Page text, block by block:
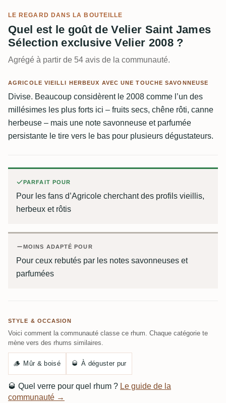
LE REGARD DANS LA BOUTEILLE
Quel est le goût de Velier Saint James
Sélection exclusive Velier 2008 ?
Agrégé à partir de 54 avis de la communauté.
AGRICOLE VIEILLI HERBEUX AVEC UNE TOUCHE SAVONNEUSE
Divise. Beaucoup considèrent le 2008 comme l’un des
millésimes les plus forts ici – fruits secs, chêne rôti, canne
herbeuse – mais une note savonneuse et parfumée
persistante le tire vers le bas pour plusieurs dégustateurs.
PARFAIT POUR
Pour les fans d’Agricole cherchant des profils vieillis,
herbeux et rôtis
MOINS ADAPTÉ POUR
Pour ceux rebutés par les notes savonneuses et
parfumées
STYLE & OCCASION
Voici comment la communauté classe ce rhum. Chaque catégorie te
mène vers des rhums similaires.
🪵 Mûr & boisé 🥃 À déguster pur
🥃 Quel verre pour quel rhum ? Le guide de la
communauté →